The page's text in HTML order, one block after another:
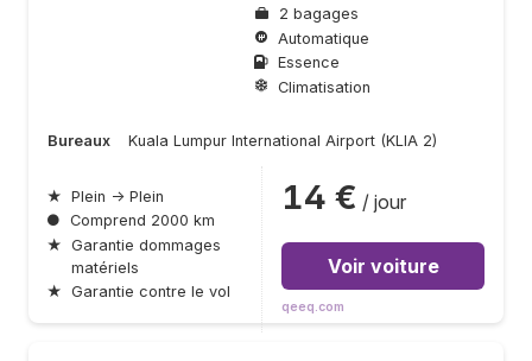
2 bagages
Automatique
Essence
Climatisation
Bureaux Kuala Lumpur International Airport (KLIA 2)
★ Plein → Plein
● Comprend 2000 km
★ Garantie dommages
matériels
★ Garantie contre le vol
14 € / jour
Voir voiture
qeeq.com